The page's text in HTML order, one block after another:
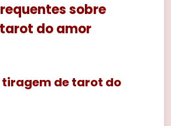
sobre
do amor
tiragem de tarot do